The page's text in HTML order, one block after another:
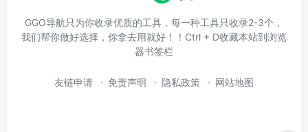
GGO导航只为你收录优质的工具，每一种工具只收录2-3个，
我们帮你做好选择，你拿去用就好！！Ctrl + D收藏本站到浏览
器书签栏
友链申请 免责声明 隐私政策 网站地图